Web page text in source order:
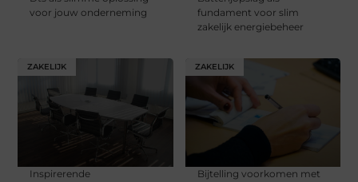
voor jouw onderneming
fundament voor slim
zakelijk energiebeheer
ZAKELIJK
Inspirerende
ZAKELIJK
Bijtelling voorkomen met